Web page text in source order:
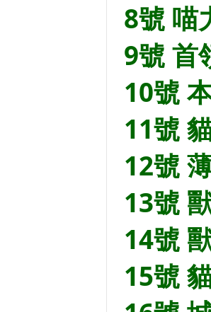
8號 喵
9號 首
10號
11號
12號
13號
14號
15號